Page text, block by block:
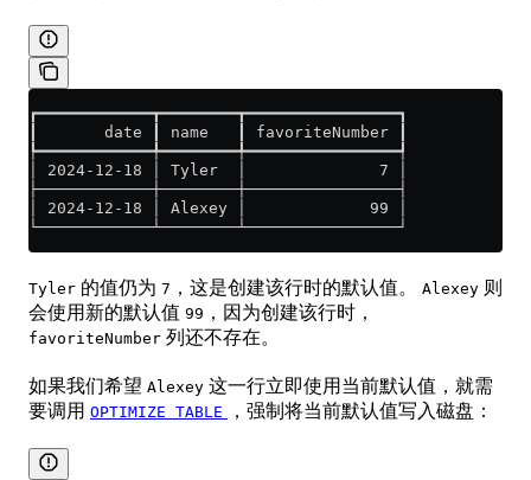
┏━━━━━━━━━━━━┳━━━━━━━━┳━━━━━━━━━━━━━━━━┓
┃       date ┃ name   ┃ favoriteNumber ┃
┡━━━━━━━━━━━━╇━━━━━━━━╇━━━━━━━━━━━━━━━━┩
│ 2024-12-18 │ Tyler  │              7 │
├────────────┼────────┼────────────────┤
│ 2024-12-18 │ Alexey │             99 │
└────────────┴────────┴────────────────┘
Tyler 的值仍为 7 ，这是创建该行时的默认值。 Alexey 则
会使用新的默认值 99 ，因为创建该行时，
favoriteNumber 列还不存在。
如果我们希望 Alexey 这一行立即使用当前默认值，就需
要调用 OPTIMIZE TABLE ，强制将当前默认值写入磁盘：